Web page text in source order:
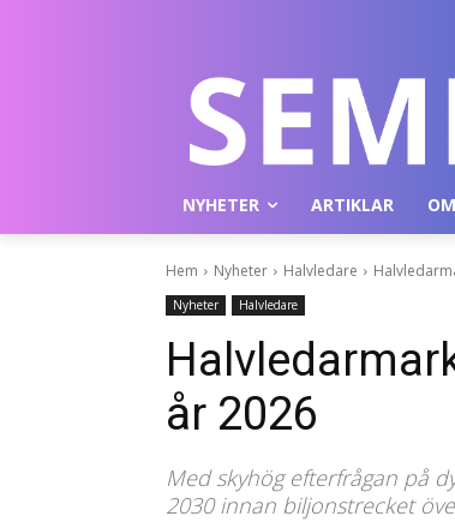
NYHETER ARTIKLAR
Hem Nyheter Halvledare
Nyheter Halvledare
år 2026
Med skyhög efterfrågan på
2030 innan biljonstrecket